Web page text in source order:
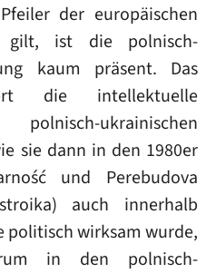
der europäischen
gilt, ist die polnisch-
kaum präsent. Das
die intellektuelle
ukrainischen
sie dann in den 1980er
und Perebudova
auch innerhalb
politisch wirksam wurde,
in den polnisch-